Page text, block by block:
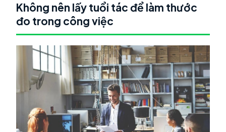
Không nên lấy tuổi tác để làm thước
đo trong công việc